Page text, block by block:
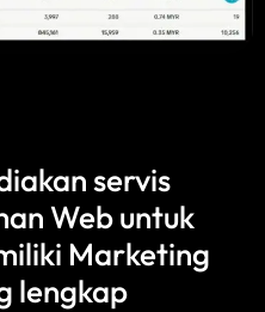
servis
Web untuk
Marketing
lengkap